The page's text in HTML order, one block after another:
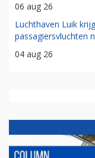
06 aug 26
Luchthaven Luik
passagiersvluchten
04 aug 26